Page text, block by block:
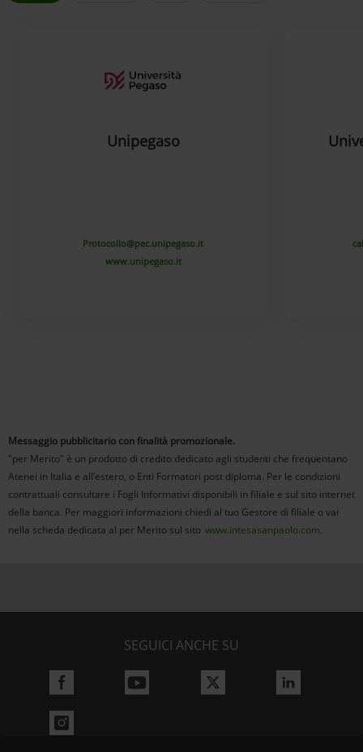
Unipegaso
Protocollo@pec.unipegaso.it
www.unipegaso.it
Messaggio pubblicitario con finalità promozionale.
"per Merito" è un prodotto di credito dedicato agli studenti che frequentano
Atenei in Italia e all’estero, o Enti Formatori post diploma. Per le condizioni
contrattuali consultare i Fogli Informativi disponibili in filiale e sul sito internet
della banca. Per maggiori informazioni chiedi al tuo Gestore di filiale o vai
nella scheda dedicata al per Merito sul sito www.intesasanpaolo.com.
SEGUICI ANCHE SU